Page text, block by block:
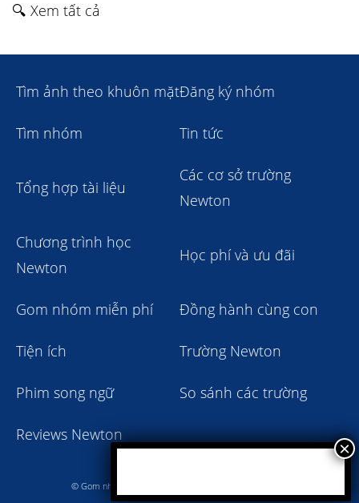
🔍 Xem tất cả
Tìm ảnh theo khuôn mặtĐăng ký nhóm
Tìm nhóm Tin tức
Tổng hợp tài liệu
Các cơ sở trường
Newton
Chương trình học
Newton
Học phí và ưu đãi
Gom nhóm miễn phí Đồng hành cùng con
Tiện ích Trường Newton
Phim song ngữ So sánh các trường
Reviews Newton
© Gom nhóm trường Newton giảm học phí 2023 - 2024